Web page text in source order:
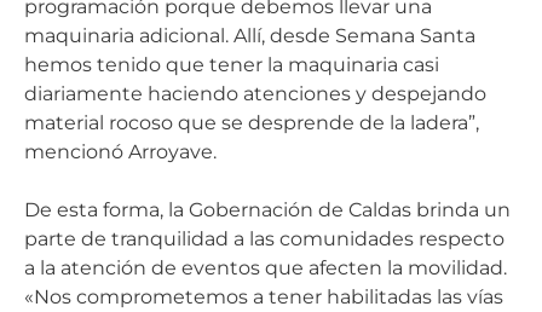
programación porque debemos llevar una
maquinaria adicional. Allí, desde Semana Santa
hemos tenido que tener la maquinaria casi
diariamente haciendo atenciones y despejando
material rocoso que se desprende de la ladera”,
mencionó Arroyave.
De esta forma, la Gobernación de Caldas brinda un
parte de tranquilidad a las comunidades respecto
a la atención de eventos que afecten la movilidad.
«Nos comprometemos a tener habilitadas las vías